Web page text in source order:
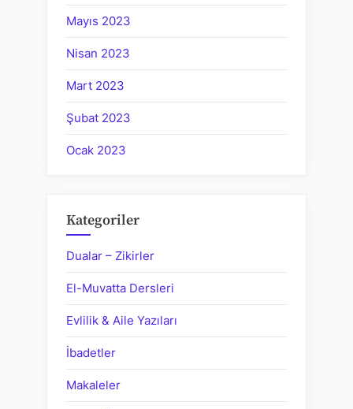
Mayıs 2023
Nisan 2023
Mart 2023
Şubat 2023
Ocak 2023
Kategoriler
Dualar – Zikirler
El-Muvatta Dersleri
Evlilik & Aile Yazıları
İbadetler
Makaleler